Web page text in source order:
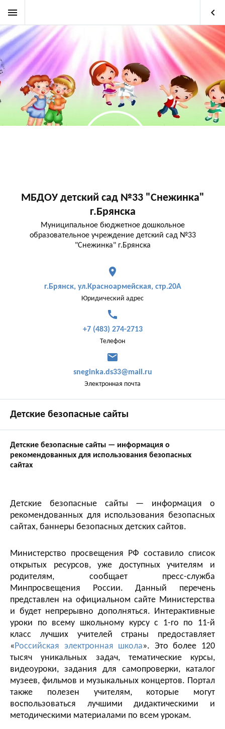
menu keyboard_arrow_left
МБДОУ детский сад №33 "Снежинка"
г.Брянска
Муниципальное бюджетное дошкольное
образовательное учреждение детский сад №33
"Снежинка" г.Брянска
place
г.Брянск, ул.Красноармейская, стр.20А
Юридический адрес
call
+7 (483) 274-2713
Телефон
mail
sneginka.ds33@mail.ru
Электронная почта
Детские безопасные сайты
Детские безопасные сайты — информация о
рекомендованных для использования безопасных
сайтах
Детские безопасные сайты — информация о
рекомендованных для использования безопасных
сайтах, баннеры безопасных детских сайтов.
Министерство просвещения РФ составило список
открытых ресурсов, уже доступных учителям и
родителям, сообщает пресс-служба
Минпросвещения России. Данный перечень
представлен на официальном сайте Министерства
и будет непрерывно дополняться. Интерактивные
уроки по всему школьному курсу с 1-го по 11-й
класс лучших учителей страны предоставляет
«Российская электронная школа». Это более 120
тысяч уникальных задач, тематические курсы,
видеоуроки, задания для самопроверки, каталог
музеев, фильмов и музыкальных концертов. Портал
также полезен учителям, которые могут
воспользоваться лучшими дидактическими и
методическими материалами по всем урокам.